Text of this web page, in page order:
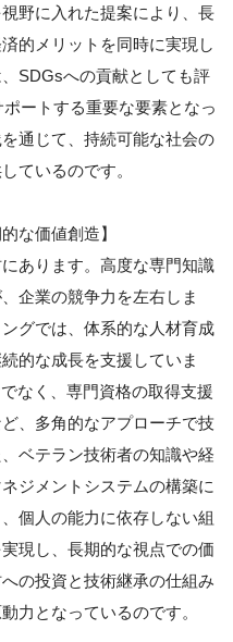
野に入れた提案により、長
的メリットを同時に実現し
SDGsへの貢献としても評
ートする重要な要素となっ
通じて、持続可能な社会の
ているのです。
な価値創造】
あります。高度な専門知識
企業の競争力を左右しま
グでは、体系的な人材育成
的な成長を支援していま
なく、専門資格の取得支援
、多角的なアプローチで技
ベテラン技術者の知識や経
ジメントシステムの構築に
個人の能力に依存しない組
現し、長期的な視点での価
の投資と技術継承の仕組み
力となっているのです。